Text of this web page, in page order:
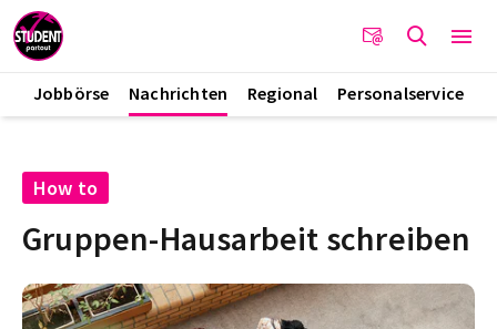
Jobbörse Nachrichten Regional Personalservice
How to
Gruppen-Hausarbeit schreiben